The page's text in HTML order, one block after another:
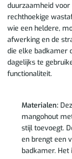
duurzaamheid
rechthoekige
wie een heldere,
afwerking en de
die elke badkamer
dagelijks te
functionaliteit.
Materialen:
mangohout
stijl toevoegt.
en brengt een
badkamer. Het